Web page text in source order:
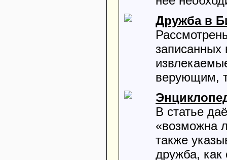
Дружба в
записанных
верующим,
В статье
«возможна
также
дружба, как